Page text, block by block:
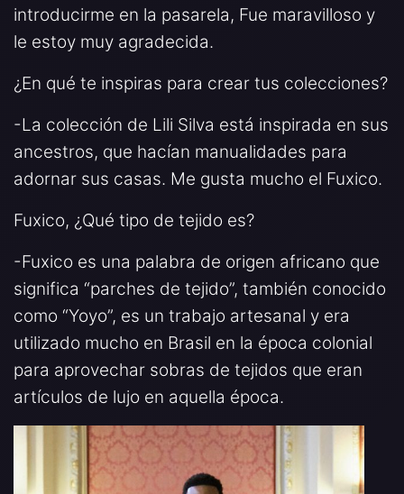
introducirme en la pasarela, Fue maravilloso y
le estoy muy agradecida.
¿En qué te inspiras para crear tus colecciones?
-La colección de Lili Silva está inspirada en sus
ancestros, que hacían manualidades para
adornar sus casas. Me gusta mucho el Fuxico.
Fuxico, ¿Qué tipo de tejido es?
-Fuxico es una palabra de origen africano que
significa “parches de tejido”, también conocido
como “Yoyo”, es un trabajo artesanal y era
utilizado mucho en Brasil en la época colonial
para aprovechar sobras de tejidos que eran
artículos de lujo en aquella época.